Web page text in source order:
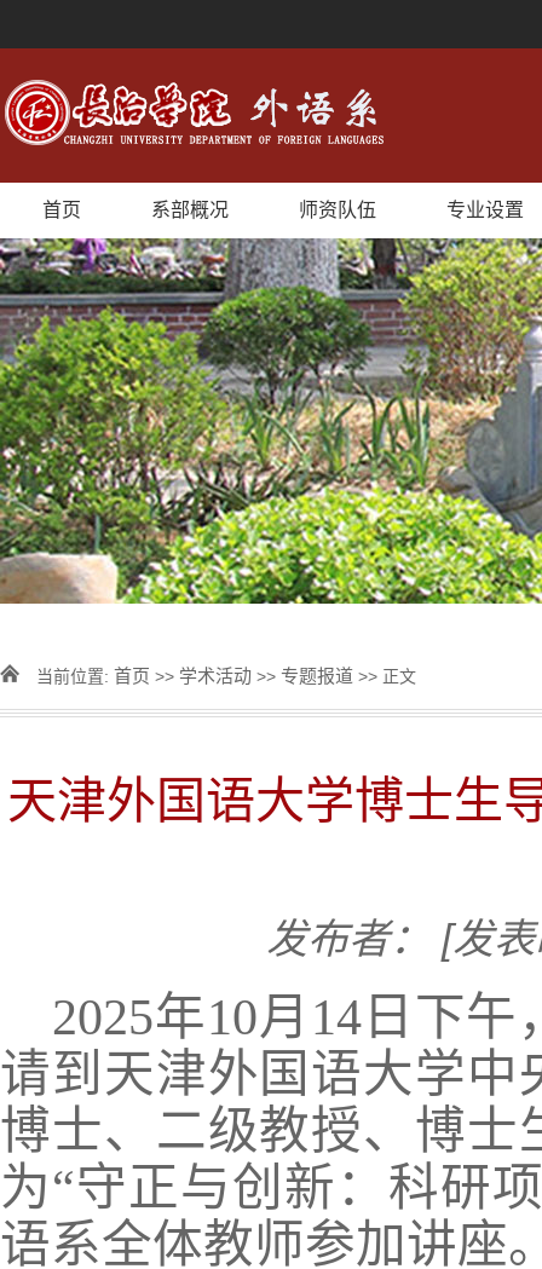
首页 系部概况 师资队伍 专业设置
当前位置: 首页 >> 学术活动 >> 专题报道 >> 正文
天津外国语大学博士生
发布者： [发
2025年10月14日下
请到天津外国语大学
博士、二级教授、博士
为“守正与创新：科研
语系全体教师参加讲座